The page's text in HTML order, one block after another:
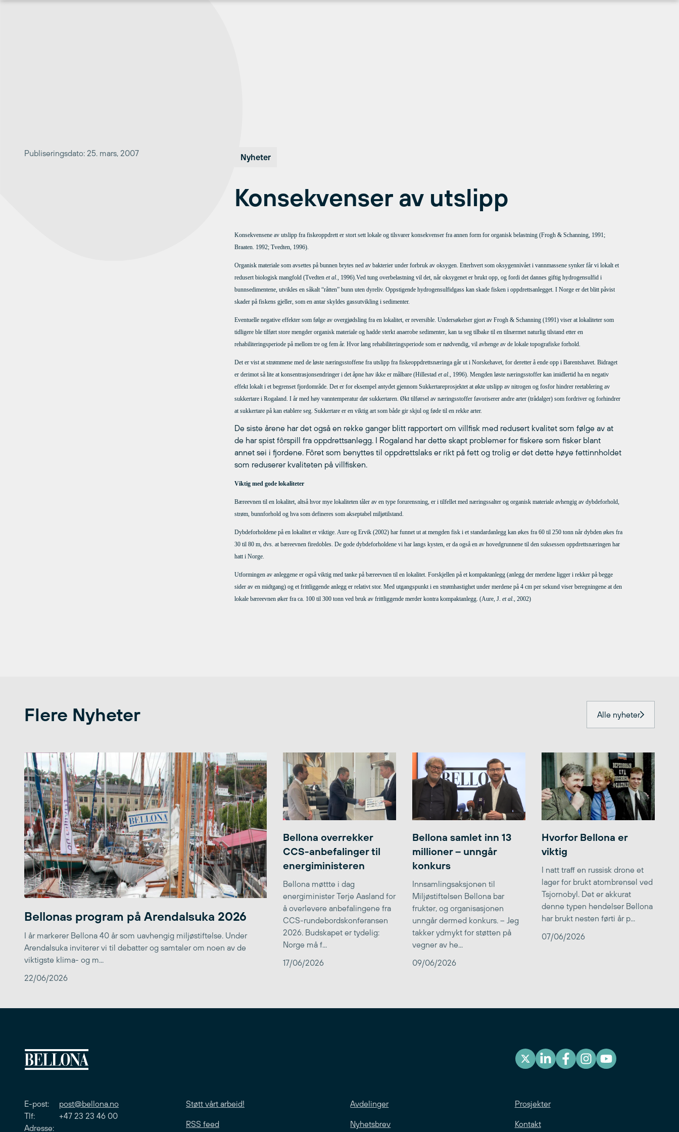
Publiseringsdato: 25. mars, 2007 Nyheter
Konsekvenser av utslipp
Konsekvensene av utslipp fra fiskeoppdrett er stort sett lokale og tilsvarer konsekvenser fra annen form for organisk belastning (Frogh & Schanning, 1991;
Braaten. 1992; Tvedten, 1996).
Organisk materiale som avsettes på bunnen brytes ned av bakterier under forbruk av oksygen. Etterhvert som oksygennivået i vannmassene synker får vi lokalt et
redusert biologisk mangfold (Tvedten et al., 1996).Ved tung overbelastning vil det, når oksygenet er brukt opp, og fordi det dannes giftig hydrogensulfid i
bunnsedimentene, utvikles en såkalt “råtten” bunn uten dyreliv. Oppstigende hydrogensulfidgass kan skade fisken i oppdrettsanlegget. I Norge er det blitt påvist
skader på fiskens gjeller, som en antar skyldes gassutvikling i sedimenter.
Eventuelle negative effekter som følge av overgjødsling fra en lokalitet, er reversible. Undersøkelser gjort av Frogh & Schanning (1991) viser at lokaliteter som
tidligere ble tilført store mengder organisk materiale og hadde sterkt anaerobe sedimenter, kan ta seg tilbake til en tilnærmet naturlig tilstand etter en
rehabiliteringsperiode på mellom tre og fem år. Hvor lang rehabiliteringsperiode som er nødvendig, vil avhenge av de lokale topografiske forhold.
Det er vist at strømmene med de løste næringsstoffene fra utslipp fra fiskeoppdrettsnæringa går ut i Norskehavet, for deretter å ende opp i Barentshavet. Bidraget
er derimot så lite at konsentrasjonsendringer i det åpne hav ikke er målbare (Hillestad et al., 1996). Mengden løste næringsstoffer kan imidlertid ha en negativ
effekt lokalt i et begrenset fjordområde. Det er for eksempel antydet gjennom Sukkertareprosjektet at økte utslipp av nitrogen og fosfor hindrer reetablering av
sukkertare i Rogaland. I år med høy vanntemperatur dør sukkertaren. Økt tilførsel av næringsstoffer favoriserer andre arter (trådalger) som fordriver og forhindrer
at sukkertare på kan etablere seg. Sukkertare er en viktig art som både gir skjul og føde til en rekke arter.
De siste årene har det også en rekke ganger blitt rapportert om villfisk med redusert kvalitet som følge av at
de har spist fôrspill fra oppdrettsanlegg. I Rogaland har dette skapt problemer for fiskere som fisker blant
annet sei i fjordene. Fôret som benyttes til oppdrettslaks er rikt på fett og trolig er det dette høye fettinnholdet
som reduserer kvaliteten på villfisken.
Viktig med gode lokaliteter
Bæreevnen til en lokalitet, altså hvor mye lokaliteten tåler av en type forurensning, er i tilfellet med næringssalter og organisk materiale avhengig av dybdeforhold,
strøm, bunnforhold og hva som defineres som akseptabel miljøtilstand.
Dybdeforholdene på en lokalitet er viktige. Aure og Ervik (2002) har funnet ut at mengden fisk i et standardanlegg kan økes fra 60 til 250 tonn når dybden økes fra
30 til 80 m, dvs. at bæreevnen firedobles. De gode dybdeforholdene vi har langs kysten, er da også en av hovedgrunnene til den suksessen oppdrettsnæringen har
hatt i Norge.
Utformingen av anleggene er også viktig med tanke på bæreevnen til en lokalitet. Forskjellen på et kompaktanlegg (anlegg der merdene ligger i rekker på begge
sider av en midtgang) og et frittliggende anlegg er relativt stor. Med utgangspunkt i en strømhastighet under merdene på 4 cm per sekund viser beregningene at den
lokale bæreevnen øker fra ca. 100 til 300 tonn ved bruk av frittliggende merder kontra kompaktanlegg. (Aure, J. et al., 2002)
Flere Nyheter Alle nyheter
Bellonas program på Arendalsuka 2026
I år markerer Bellona 40 år som uavhengig miljøstiftelse. Under
Arendalsuka inviterer vi til debatter og samtaler om noen av de
viktigste klima- og m...
22/06/2026
Bellona overrekker
CCS-anbefalinger til
energiministeren
Bellona møttte i dag
energiminister Terje Aasland for
å overlevere anbefalingene fra
CCS-rundebordskonferansen
2026. Budskapet er tydelig:
Norge må f...
17/06/2026
Bellona samlet inn 13
millioner – unngår
konkurs
Innsamlingsaksjonen til
Miljøstiftelsen Bellona bar
frukter, og organisasjonen
unngår dermed konkurs. – Jeg
takker ydmykt for støtten på
vegner av he...
09/06/2026
Hvorfor Bellona er
viktig
I natt traff en russisk drone et
lager for brukt atombrensel ved
Tsjornobyl. Det er akkurat
denne typen hendelser Bellona
har brukt nesten førti år p...
07/06/2026
E-post: post@bellona.no
Tlf: +47 23 23 46 00
Adresse:
Støtt vårt arbeid! Avdelinger Prosjekter
RSS feed Nyhetsbrev Kontakt